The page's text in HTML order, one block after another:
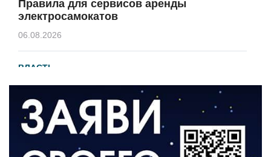
Правила для сервисов аренды
электросамокатов
06.08.2026
ВЛАСТЬ
В 2026 году установят 16 станций
водоподготовки в посёлках области
06.08.2026
ВЛАСТЬ